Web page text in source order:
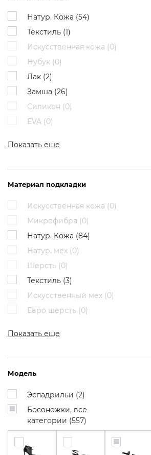
Натур. Кожа (54)
Текстиль (1)
Искусственная кожа (0)
Нубук (0)
Лак (2)
Замша (26)
Силикон (0)
EVA (0)
Показать еще
Материал подкладки
Искусственная кожа (0)
Микрофибра (0)
Натур. Кожа (84)
Натур. мех (0)
Шерсть (0)
Текстиль (3)
Искусственный мех (0)
Евро шерсть (0)
Показать еще
Модель
Эспадрильи (2)
Босоножки, все
категории (557)